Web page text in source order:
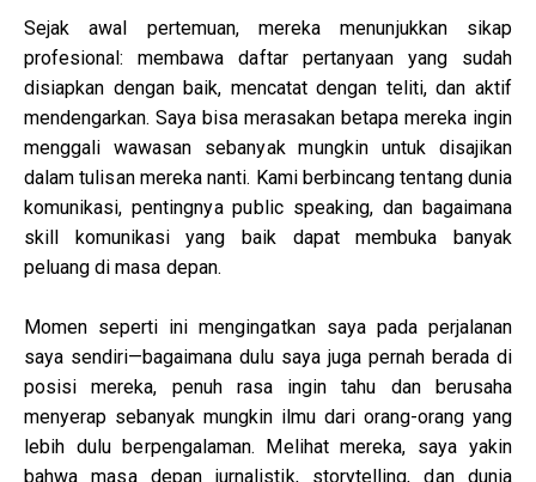
Sejak awal pertemuan, mereka menunjukkan sikap
profesional: membawa daftar pertanyaan yang sudah
disiapkan dengan baik, mencatat dengan teliti, dan aktif
mendengarkan. Saya bisa merasakan betapa mereka ingin
menggali wawasan sebanyak mungkin untuk disajikan
dalam tulisan mereka nanti. Kami berbincang tentang dunia
komunikasi, pentingnya public speaking, dan bagaimana
skill komunikasi yang baik dapat membuka banyak
peluang di masa depan.
Momen seperti ini mengingatkan saya pada perjalanan
saya sendiri—bagaimana dulu saya juga pernah berada di
posisi mereka, penuh rasa ingin tahu dan berusaha
menyerap sebanyak mungkin ilmu dari orang-orang yang
lebih dulu berpengalaman. Melihat mereka, saya yakin
bahwa masa depan jurnalistik, storytelling, dan dunia